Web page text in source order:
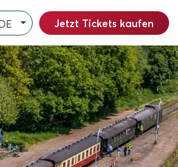
Jetzt Tickets kaufen